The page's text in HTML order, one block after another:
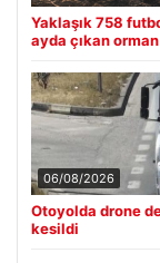
Yaklaşık 758
ayda çıkan
06/08/2026
Otoyolda drone
kesildi